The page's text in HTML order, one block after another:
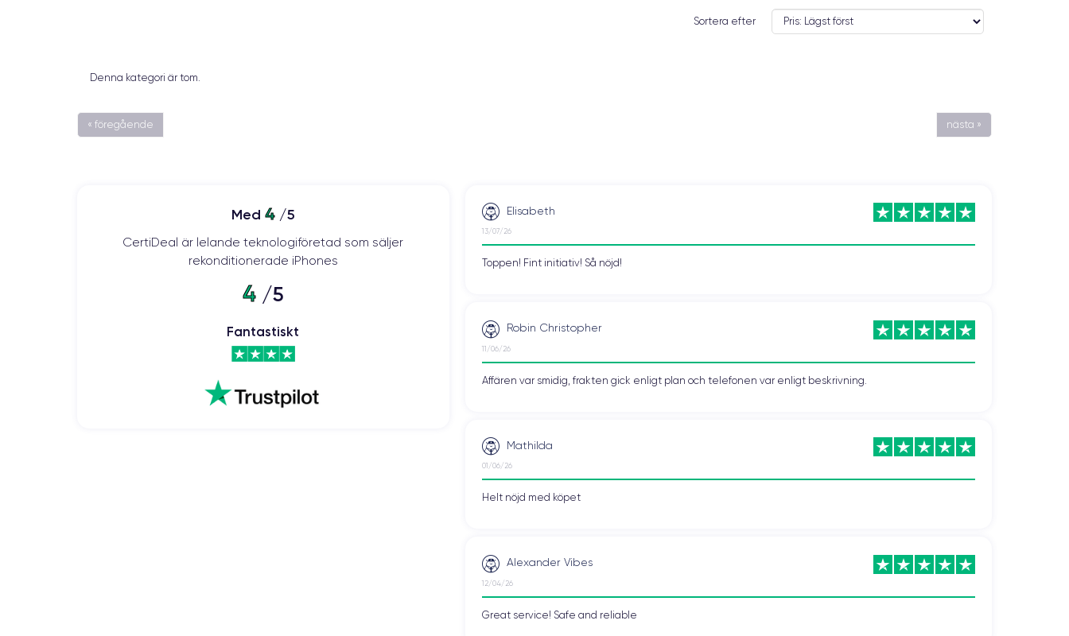
Sortera efter
Denna kategori är tom.
« föregående nästa »
Med 4/5
CertiDeal är lelande teknologiföretad som säljer
rekonditionerade iPhones
4/5
Fantastiskt
Elisabeth
13/07/26
Toppen! Fint initiativ! Så nöjd!
Robin Christopher
11/06/26
Affären var smidig, frakten gick enligt plan och telefonen var enligt beskrivning.
Mathilda
01/06/26
Helt nöjd med köpet
Alexander Vibes
12/04/26
Great service! Safe and reliable